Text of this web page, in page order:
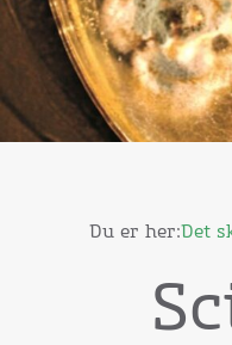
Du er her:Det